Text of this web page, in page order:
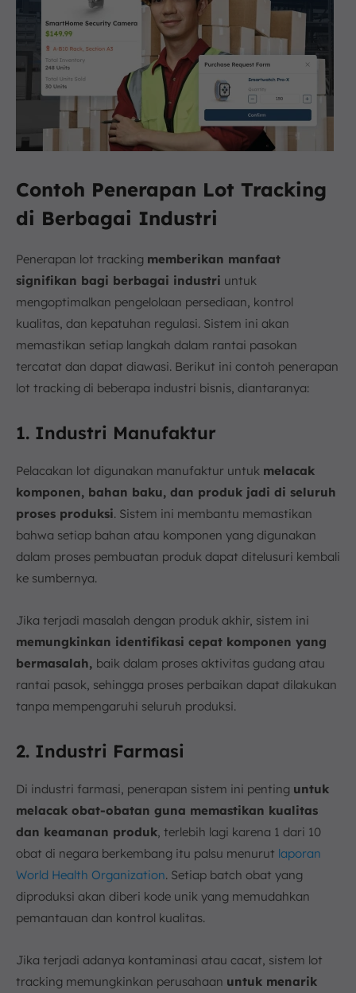
Contoh Penerapan Lot Tracking
di Berbagai Industri
Penerapan lot tracking memberikan manfaat
signifikan bagi berbagai industri untuk
mengoptimalkan pengelolaan persediaan, kontrol
kualitas, dan kepatuhan regulasi. Sistem ini akan
memastikan setiap langkah dalam rantai pasokan
tercatat dan dapat diawasi. Berikut ini contoh penerapan
lot tracking di beberapa industri bisnis, diantaranya:
1. Industri Manufaktur
Pelacakan lot digunakan manufaktur untuk melacak
komponen, bahan baku, dan produk jadi di seluruh
proses produksi. Sistem ini membantu memastikan
bahwa setiap bahan atau komponen yang digunakan
dalam proses pembuatan produk dapat ditelusuri kembali
ke sumbernya.
Jika terjadi masalah dengan produk akhir, sistem ini
memungkinkan identifikasi cepat komponen yang
bermasalah, baik dalam proses aktivitas gudang atau
rantai pasok, sehingga proses perbaikan dapat dilakukan
tanpa mempengaruhi seluruh produksi.
2. Industri Farmasi
Di industri farmasi, penerapan sistem ini penting untuk
melacak obat-obatan guna memastikan kualitas
dan keamanan produk , terlebih lagi karena 1 dari 10
obat di negara berkembang itu palsu menurut laporan
World Health Organization. Setiap batch obat yang
diproduksi akan diberi kode unik yang memudahkan
pemantauan dan kontrol kualitas.
Jika terjadi adanya kontaminasi atau cacat, sistem lot
tracking memungkinkan perusahaan untuk menarik